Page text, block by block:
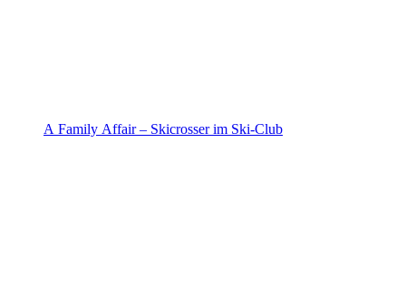
A Family Affair – Skicrosser im Ski-Club